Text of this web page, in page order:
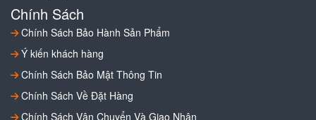
Chính Sách
Chính Sách Bảo Hành Sản Phẩm
Ý kiến khách hàng
Chính Sách Bảo Mật Thông Tin
Chính Sách Về Đặt Hàng
Chính Sách Vận Chuyển Và Giao Nhận